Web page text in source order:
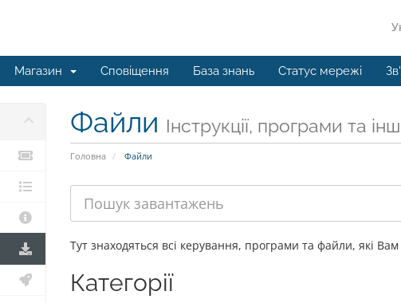
Магазин Сповіщення База знань Статус мережі
Файли Інструкції, програми та
Головна Файли
Тут знаходяться всі керування, програми та файли, які
Категорії